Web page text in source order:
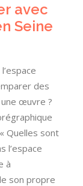
avec
Seine
des
œuvre ?
Quelles sont
l’espace
à
son propre